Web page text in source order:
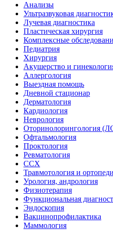
Анализы
Ультразвуковая
Лучевая диагностика
Пластическая хирургия
Комплексные
Педиатрия
Хирургия
Акушерство и
Аллергология
Выездная помощь
Дневной стационар
Дерматология
Кардиология
Неврология
Оторинолорингология
Офтальмология
Проктология
Ревматология
ССХ
Травмотология и
Урология, андрология
Физиотерапия
Функциональная
Эндоскопия
Вакцинопрофилактика
Маммология